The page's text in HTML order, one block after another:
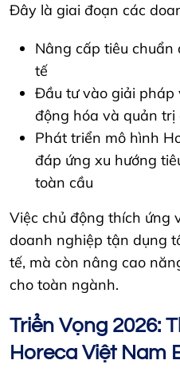
Đây là giai đoạn các
Nâng cấp tiêu chuẩn
tế
Đầu tư vào giải
động hóa và quản trị
Phát triển mô hình
đáp ứng xu hướng
toàn cầu
Việc chủ động thích ứng
doanh nghiệp tận dụng
tế, mà còn nâng cao
cho toàn ngành.
Triển Vọng 2026:
Horeca Việt Nam